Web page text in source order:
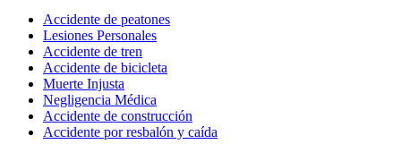
Accidente de peatones
Lesiones Personales
Accidente de tren
Accidente de bicicleta
Muerte Injusta
Negligencia Médica
Accidente de construcción
Accidente por resbalón y caída